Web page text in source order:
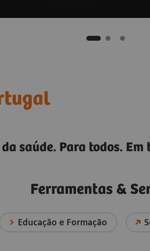
saúde. Para todos.
Ferramentas &
Educação e Formação